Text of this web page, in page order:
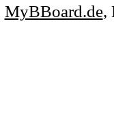
MyBBoard.de,